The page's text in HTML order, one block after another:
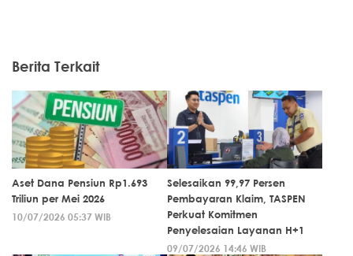
Berita Terkait
Aset Dana Pensiun Rp1.693
Triliun per Mei 2026
10/07/2026 05:37 WIB
Selesaikan 99,97 Persen
Pembayaran Klaim, TASPEN
Perkuat Komitmen
Penyelesaian Layanan H+1
09/07/2026 14:46 WIB